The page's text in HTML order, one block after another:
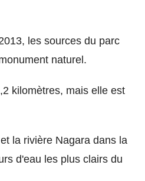
les sources du parc
naturel.
kilomètres, mais elle est
la rivière Nagara dans la
d'eau les plus clairs du